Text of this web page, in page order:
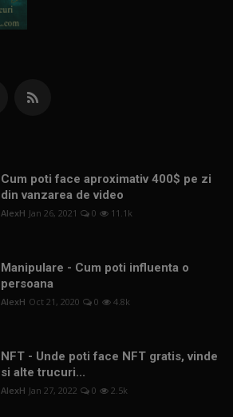
Cum poti face aproximativ 400$ pe zi
din vanzarea de video
AlexH Jan 26, 2021 0 11.1k
Manipulare - Cum poti influenta o
persoana
AlexH Oct 21, 2020 0 4.8k
NFT - Unde poti face NFT gratis, vinde
si alte trucuri...
AlexH Jan 27, 2022 0 2.5k